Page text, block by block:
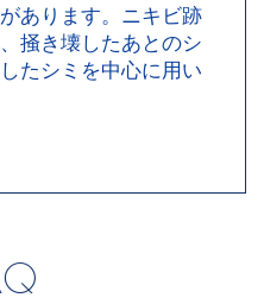
あります。ニキビ跡
掻き壊したあとのシ
たシミを中心に用い